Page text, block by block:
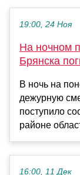
19:00, 24 Ноя
На ночном
Брянска
В ночь на
дежурную
поступило
районе
16:00, 11 Дек